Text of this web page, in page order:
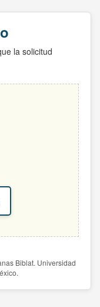
la solicitud
Biblat. Universidad